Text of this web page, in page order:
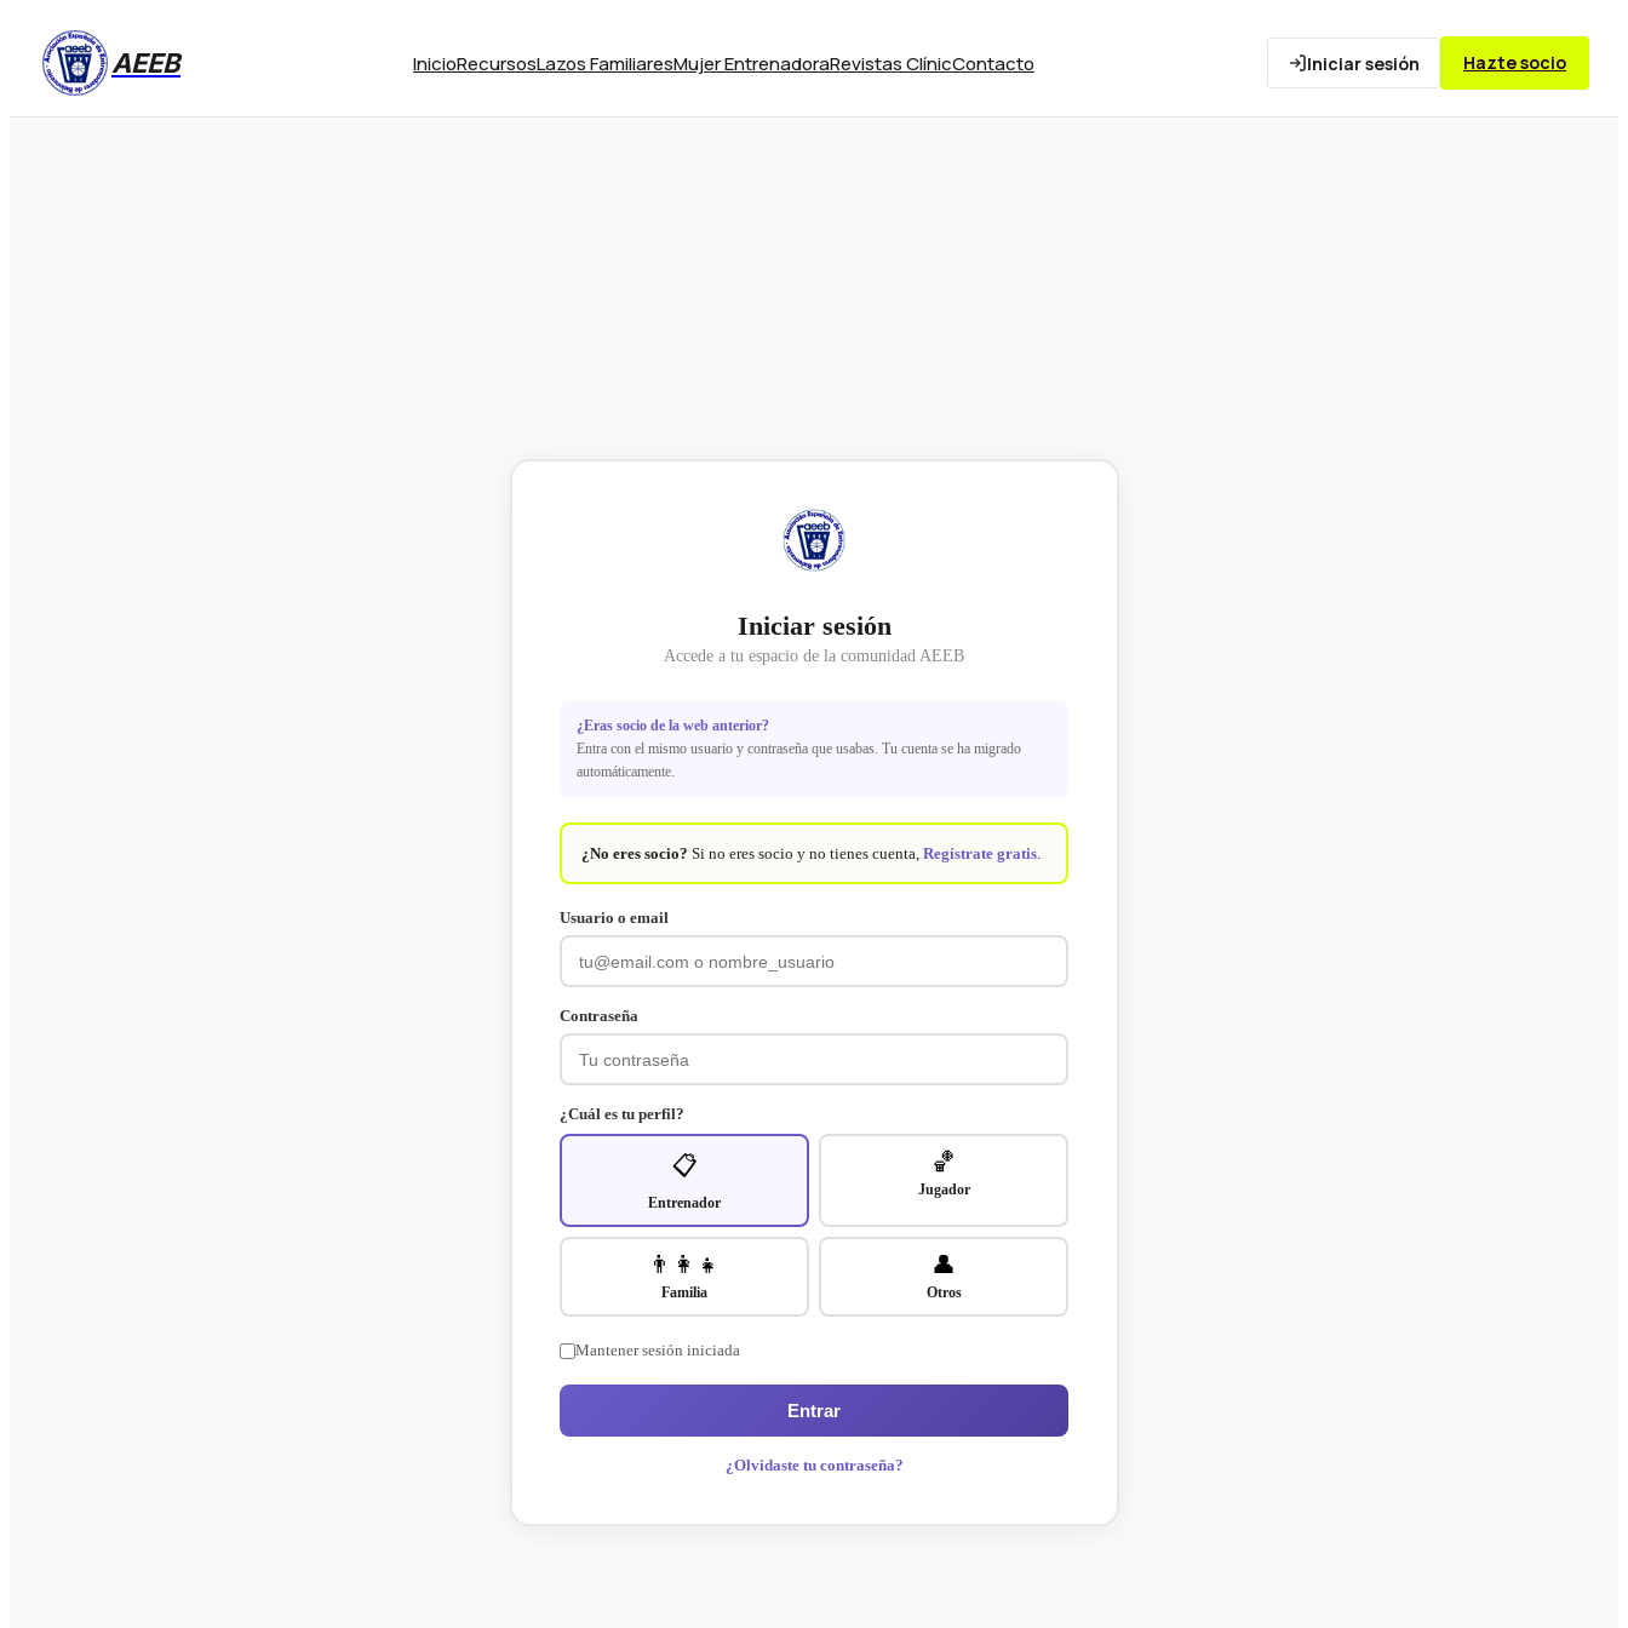
AEEB InicioRecursosLazos FamiliaresMujer EntrenadoraRevistas ClínicContacto Iniciar sesión Hazte socio
Iniciar sesión
Accede a tu espacio de la comunidad AEEB
¿Eras socio de la web anterior?
Entra con el mismo usuario y contraseña que usabas. Tu cuenta se ha migrado
automáticamente.
¿No eres socio? Si no eres socio y no tienes cuenta, Regístrate gratis.
Usuario o email
Contraseña
¿Cuál es tu perfil?
📋
Entrenador
🏀
Jugador
👨‍👩‍👧
Familia
👤
Otros
Mantener sesión iniciada
Entrar
¿Olvidaste tu contraseña?